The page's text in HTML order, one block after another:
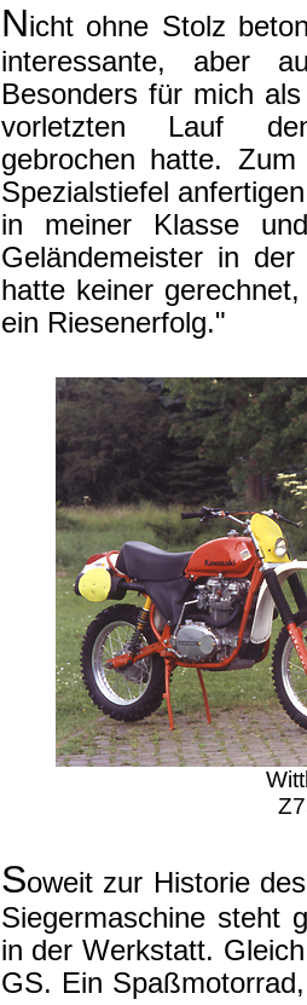
Nicht ohne Stolz
interessante, aber
Besonders für mich
vorletzten Lauf
gebrochen hatte.
Spezialstiefel
in meiner Klasse
Geländemeister in
hatte keiner
ein Riesenerfolg."
Soweit zur Historie
Siegermaschine steht
in der Werkstatt.
GS. Ein